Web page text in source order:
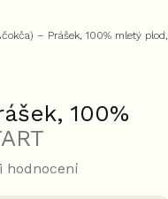
– Prášek, 100% mletý plod,
100%
hodnocení